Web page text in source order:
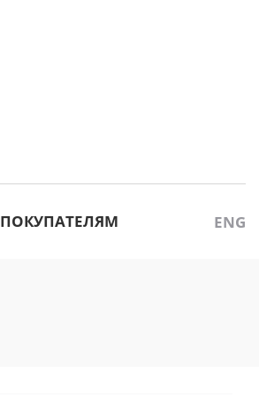
ПОКУПАТЕЛЯМ ENG